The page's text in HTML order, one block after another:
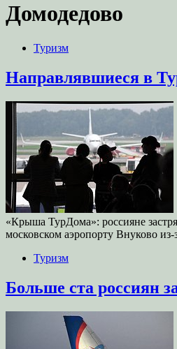
Домодедово
Туризм
Направлявшиеся в
«Крыша ТурДома»: россияне
московском аэропорту Внуково
Туризм
Больше ста россиян